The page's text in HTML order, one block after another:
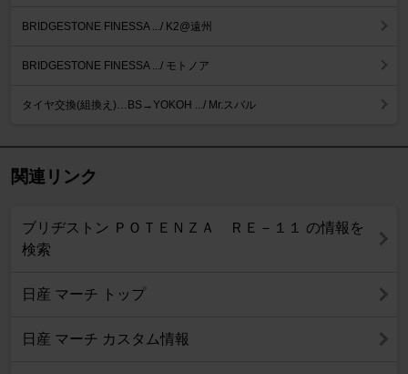
BRIDGESTONE FINESSA .../ K2@遠州
BRIDGESTONE FINESSA .../ モトノア
タイヤ交換(組換え)…BS→YOKOH .../ Mr.スバル
関連リンク
ブリヂストン ＰＯＴＥＮＺＡ ＲＥ－１１ の情報を
検索
日産 マーチ トップ
日産 マーチ カスタム情報